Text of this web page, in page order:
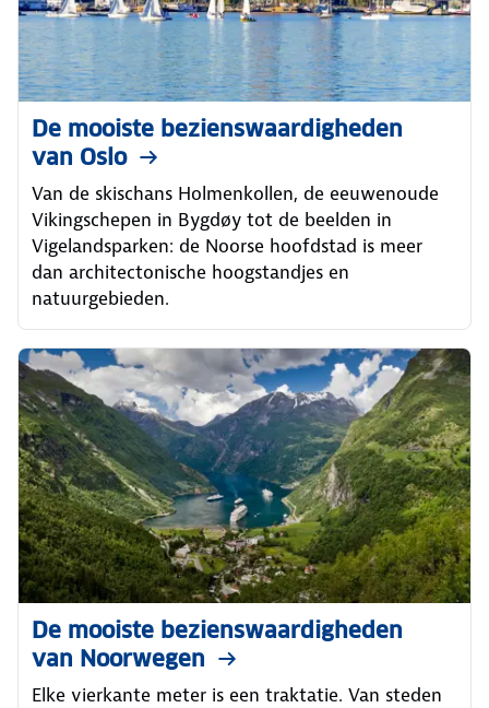
De mooiste bezienswaardigheden
van Oslo
Van de skischans Holmenkollen, de eeuwenoude
Vikingschepen in Bygdøy tot de beelden in
Vigelandsparken: de Noorse hoofdstad is meer
dan architectonische hoogstandjes en
natuurgebieden.
De mooiste bezienswaardigheden
van Noorwegen
Elke vierkante meter is een traktatie. Van steden